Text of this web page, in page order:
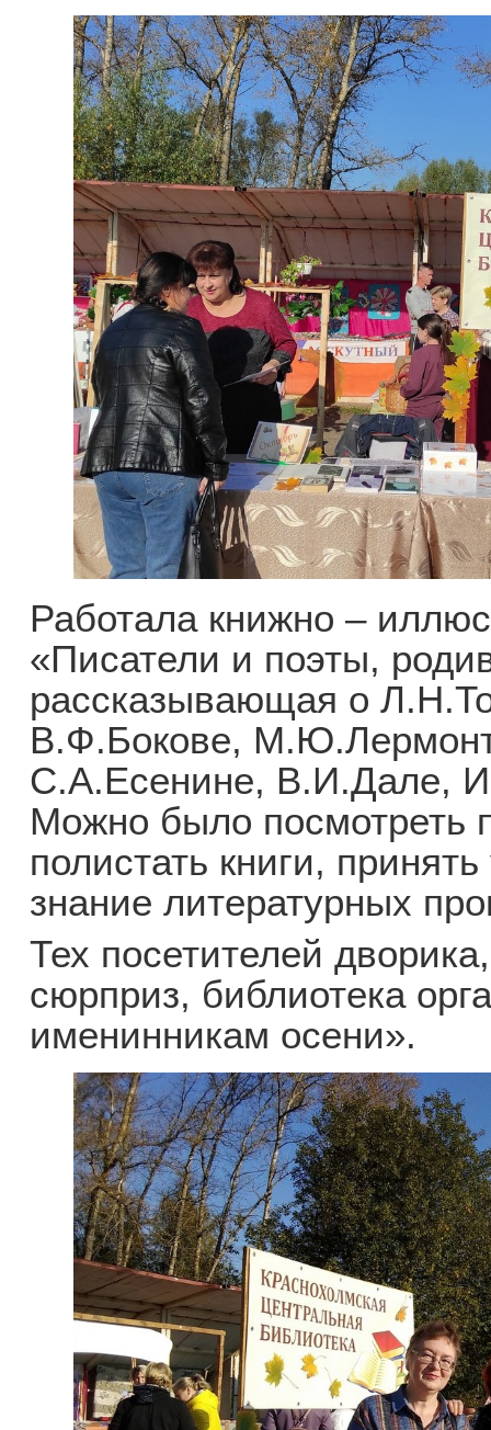
Работала книжно –
«Писатели и поэты,
рассказывающая о
В.Ф.Бокове,
С.А.Есенине, В.И.Дале,
Можно было посмотреть
полистать книги,
знание литературных
Тех посетителей
сюрприз, библиотека
именинникам осени».